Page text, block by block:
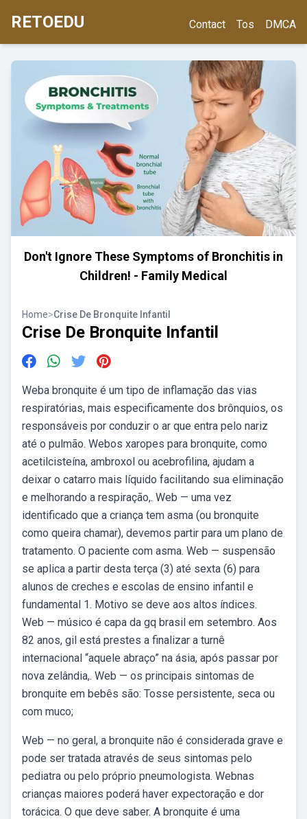
RETOEDU Contact Tos DMCA
Don't Ignore These Symptoms of Bronchitis in
Children! - Family Medical
Home>Crise De Bronquite Infantil
Crise De Bronquite Infantil
Weba bronquite é um tipo de inflamação das vias
respiratórias, mais especificamente dos brônquios, os
responsáveis por conduzir o ar que entra pelo nariz
até o pulmão. Webos xaropes para bronquite, como
acetilcisteína, ambroxol ou acebrofilina, ajudam a
deixar o catarro mais líquido facilitando sua eliminação
e melhorando a respiração,. Web — uma vez
identificado que a criança tem asma (ou bronquite
como queira chamar), devemos partir para um plano de
tratamento. O paciente com asma. Web — suspensão
se aplica a partir desta terça (3) até sexta (6) para
alunos de creches e escolas de ensino infantil e
fundamental 1. Motivo se deve aos altos índices.
Web — músico é capa da gq brasil em setembro. Aos
82 anos, gil está prestes a finalizar a turnê
internacional “aquele abraço” na ásia, após passar por
nova zelândia,. Web — os principais sintomas de
bronquite em bebês são: Tosse persistente, seca ou
com muco;
Web — no geral, a bronquite não é considerada grave e
pode ser tratada através de seus sintomas pelo
pediatra ou pelo próprio pneumologista. Webnas
crianças maiores poderá haver expectoração e dor
torácica. O que deve saber. A bronquite é uma